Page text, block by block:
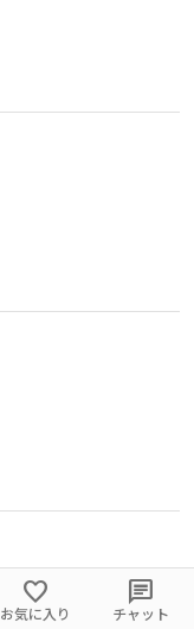
favorite
お気に入り
chat
チャット